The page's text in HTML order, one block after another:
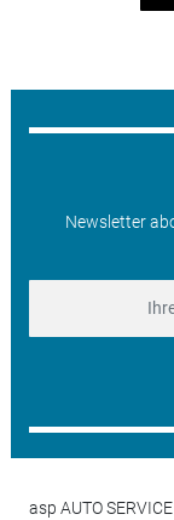
Newsletter
asp AUTO